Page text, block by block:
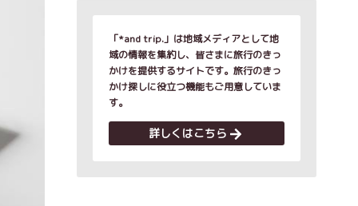
「*and trip.」は地域メディアとして地
域の情報を集約し、皆さまに旅行のきっ
かけを提供するサイトです。旅行のきっ
かけ探しに役立つ機能もご用意していま
す。
詳しくはこちら